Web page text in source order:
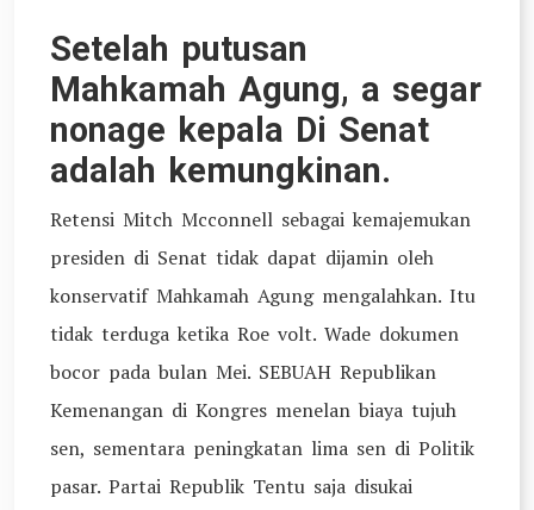
Setelah putusan
Mahkamah Agung, a segar
nonage kepala Di Senat
adalah kemungkinan.
Retensi Mitch Mcconnell sebagai kemajemukan
presiden di Senat tidak dapat dijamin oleh
konservatif Mahkamah Agung mengalahkan. Itu
tidak terduga ketika Roe volt. Wade dokumen
bocor pada bulan Mei. SEBUAH Republikan
Kemenangan di Kongres menelan biaya tujuh
sen, sementara peningkatan lima sen di Politik
pasar. Partai Republik Tentu saja disukai